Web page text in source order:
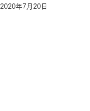
2020年7月20日